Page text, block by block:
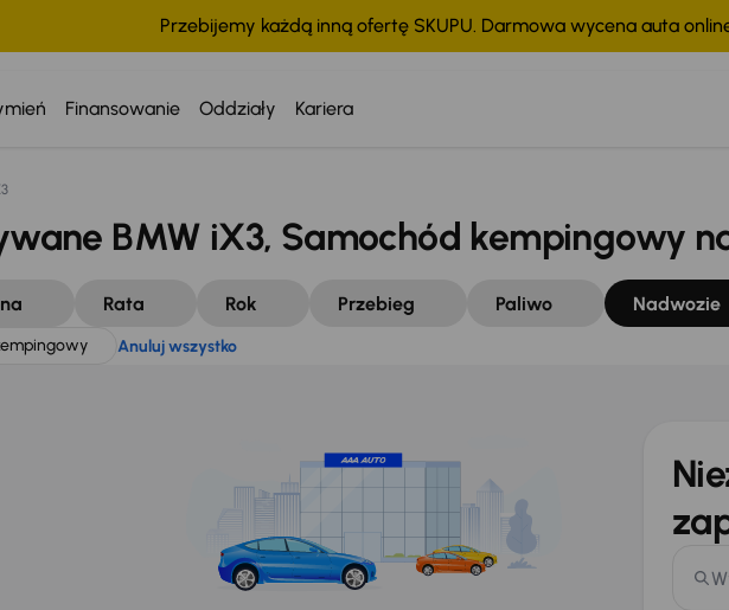
Przebijemy każdą inną ofertę SKUPU. Darmowa wycena auta
Finansowanie Oddziały Kariera
Anuluj wszystko
BMW iX3, Samochód kempingowy
Rata Rok Przebieg Paliwo Nadwozie
Anuluj wszystko